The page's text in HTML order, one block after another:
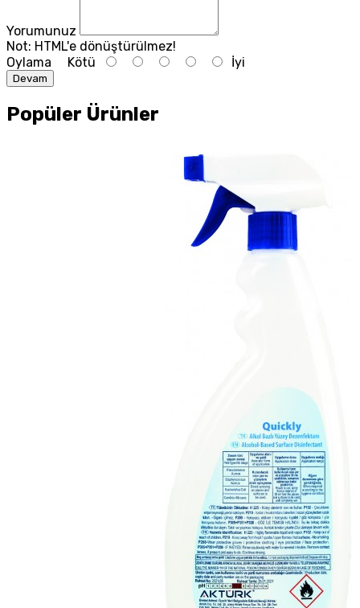
Yorumunuz
Not: HTML'e dönüştürülmez!
Oylama Kötü İyi
Devam
Popüler Ürünler